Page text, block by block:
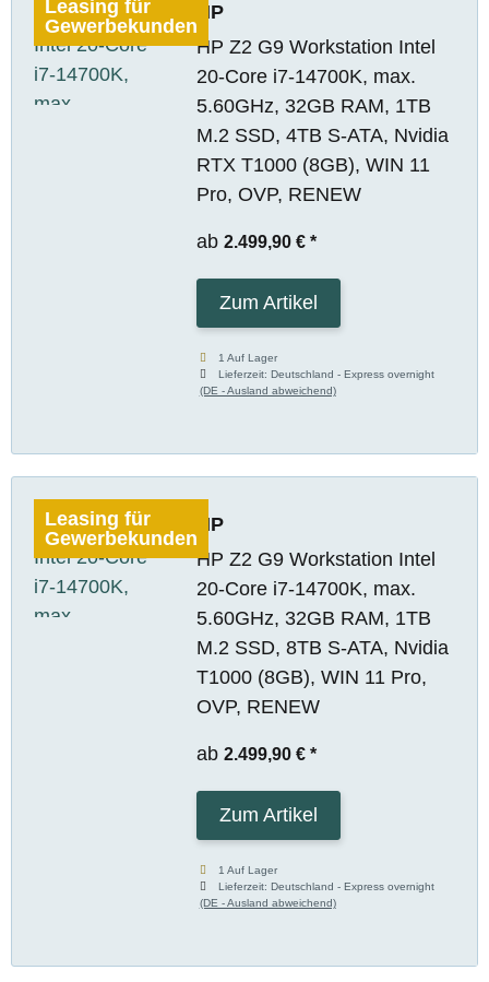
Leasing für
Gewerbekunden
HP
HP Z2 G9 Workstation Intel
20-Core i7-14700K, max.
5.60GHz, 32GB RAM, 1TB
M.2 SSD, 4TB S-ATA, Nvidia
RTX T1000 (8GB), WIN 11
Pro, OVP, RENEW
ab 2.499,90 € *
Zum Artikel
1 Auf Lager
Lieferzeit:Deutschland - Express overnight
(DE - Ausland abweichend)
Leasing für
Gewerbekunden
HP
HP Z2 G9 Workstation Intel
20-Core i7-14700K, max.
5.60GHz, 32GB RAM, 1TB
M.2 SSD, 8TB S-ATA, Nvidia
T1000 (8GB), WIN 11 Pro,
OVP, RENEW
ab 2.499,90 € *
Zum Artikel
1 Auf Lager
Lieferzeit:Deutschland - Express overnight
(DE - Ausland abweichend)